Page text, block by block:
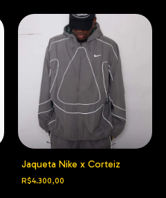
Jaqueta Nike x Corteiz
R$4.300,00